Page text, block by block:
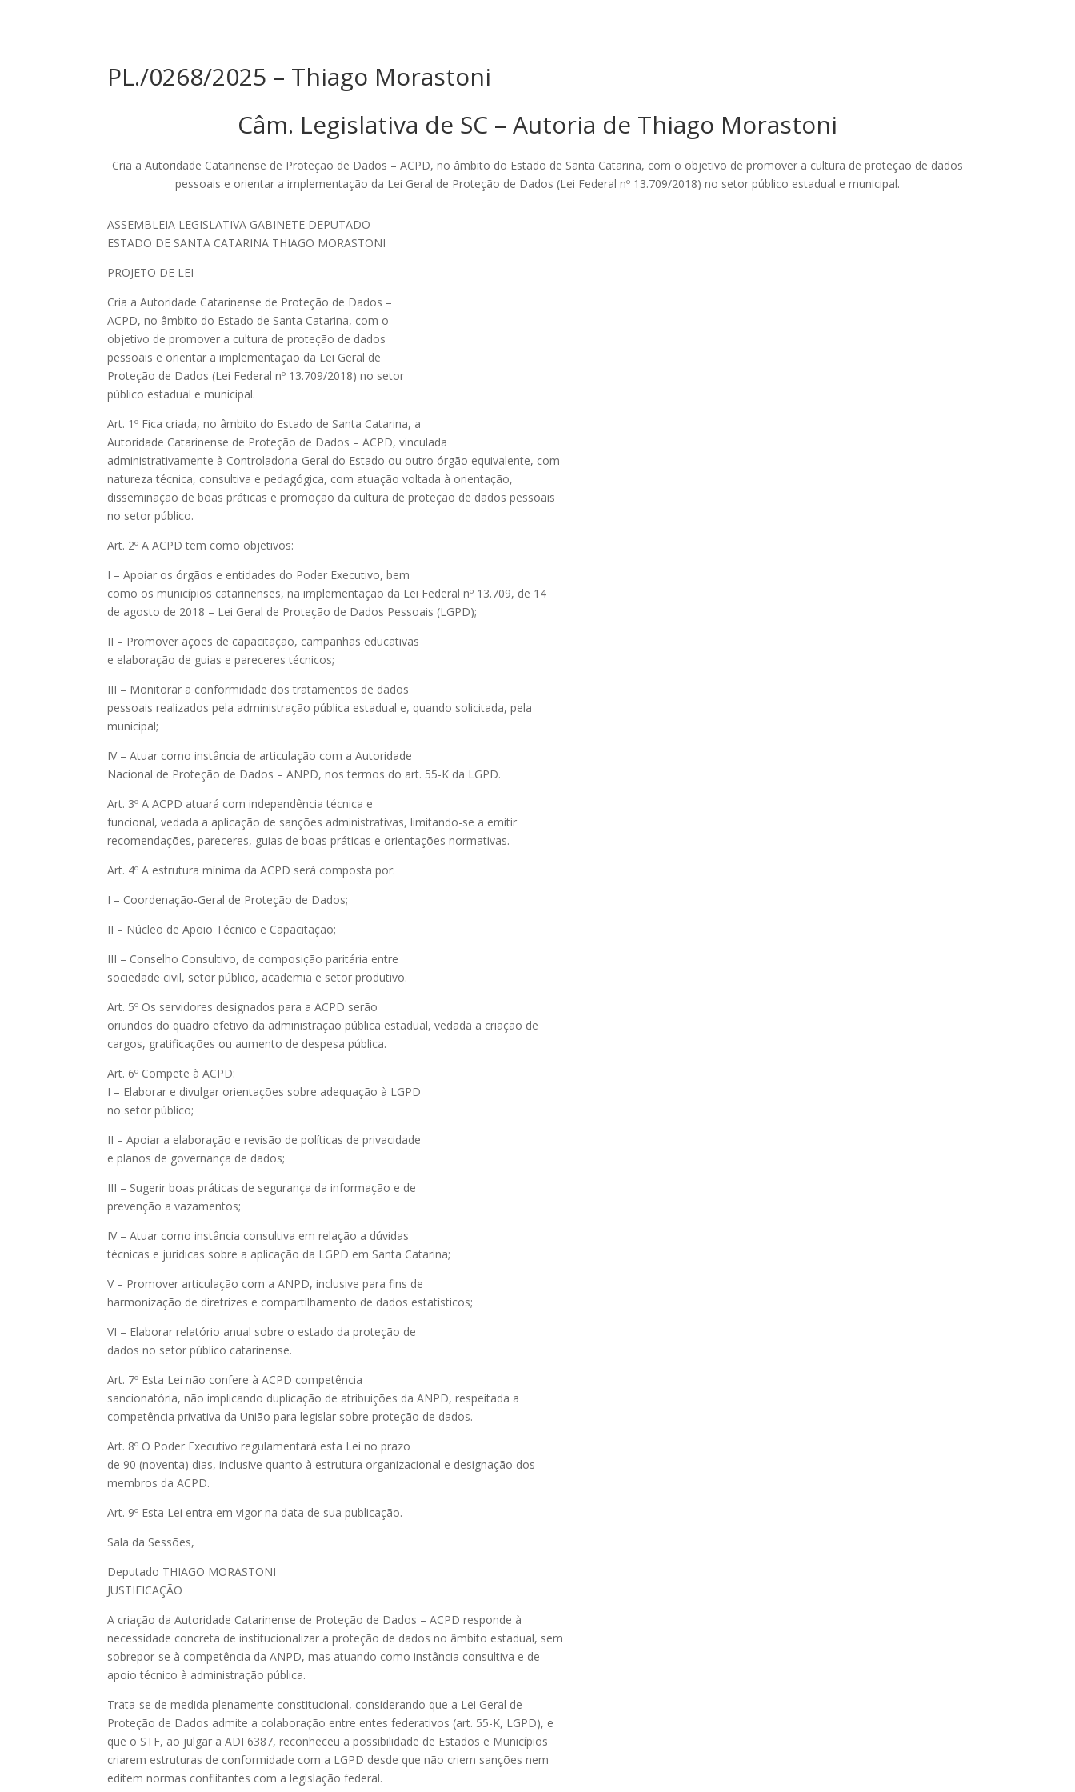
PL./0268/2025 – Thiago Morastoni
Câm. Legislativa de SC – Autoria de Thiago Morastoni
Cria a Autoridade Catarinense de Proteção de Dados – ACPD, no âmbito do Estado de Santa Catarina, com o objetivo de promover a cultura de proteção de dados
pessoais e orientar a implementação da Lei Geral de Proteção de Dados (Lei Federal nº 13.709/2018) no setor público estadual e municipal.
ASSEMBLEIA LEGISLATIVA GABINETE DEPUTADO
ESTADO DE SANTA CATARINA THIAGO MORASTONI
PROJETO DE LEI
Cria a Autoridade Catarinense de Proteção de Dados –
ACPD, no âmbito do Estado de Santa Catarina, com o
objetivo de promover a cultura de proteção de dados
pessoais e orientar a implementação da Lei Geral de
Proteção de Dados (Lei Federal nº 13.709/2018) no setor
público estadual e municipal.
Art. 1º Fica criada, no âmbito do Estado de Santa Catarina, a
Autoridade Catarinense de Proteção de Dados – ACPD, vinculada
administrativamente à Controladoria-Geral do Estado ou outro órgão equivalente, com
natureza técnica, consultiva e pedagógica, com atuação voltada à orientação,
disseminação de boas práticas e promoção da cultura de proteção de dados pessoais
no setor público.
Art. 2º A ACPD tem como objetivos:
I – Apoiar os órgãos e entidades do Poder Executivo, bem
como os municípios catarinenses, na implementação da Lei Federal nº 13.709, de 14
de agosto de 2018 – Lei Geral de Proteção de Dados Pessoais (LGPD);
II – Promover ações de capacitação, campanhas educativas
e elaboração de guias e pareceres técnicos;
III – Monitorar a conformidade dos tratamentos de dados
pessoais realizados pela administração pública estadual e, quando solicitada, pela
municipal;
IV – Atuar como instância de articulação com a Autoridade
Nacional de Proteção de Dados – ANPD, nos termos do art. 55-K da LGPD.
Art. 3º A ACPD atuará com independência técnica e
funcional, vedada a aplicação de sanções administrativas, limitando-se a emitir
recomendações, pareceres, guias de boas práticas e orientações normativas.
Art. 4º A estrutura mínima da ACPD será composta por:
I – Coordenação-Geral de Proteção de Dados;
II – Núcleo de Apoio Técnico e Capacitação;
III – Conselho Consultivo, de composição paritária entre
sociedade civil, setor público, academia e setor produtivo.
Art. 5º Os servidores designados para a ACPD serão
oriundos do quadro efetivo da administração pública estadual, vedada a criação de
cargos, gratificações ou aumento de despesa pública.
Art. 6º Compete à ACPD:
I – Elaborar e divulgar orientações sobre adequação à LGPD
no setor público;
II – Apoiar a elaboração e revisão de políticas de privacidade
e planos de governança de dados;
III – Sugerir boas práticas de segurança da informação e de
prevenção a vazamentos;
IV – Atuar como instância consultiva em relação a dúvidas
técnicas e jurídicas sobre a aplicação da LGPD em Santa Catarina;
V – Promover articulação com a ANPD, inclusive para fins de
harmonização de diretrizes e compartilhamento de dados estatísticos;
VI – Elaborar relatório anual sobre o estado da proteção de
dados no setor público catarinense.
Art. 7º Esta Lei não confere à ACPD competência
sancionatória, não implicando duplicação de atribuições da ANPD, respeitada a
competência privativa da União para legislar sobre proteção de dados.
Art. 8º O Poder Executivo regulamentará esta Lei no prazo
de 90 (noventa) dias, inclusive quanto à estrutura organizacional e designação dos
membros da ACPD.
Art. 9º Esta Lei entra em vigor na data de sua publicação.
Sala da Sessões,
Deputado THIAGO MORASTONI
JUSTIFICAÇÃO
A criação da Autoridade Catarinense de Proteção de Dados – ACPD responde à
necessidade concreta de institucionalizar a proteção de dados no âmbito estadual, sem
sobrepor-se à competência da ANPD, mas atuando como instância consultiva e de
apoio técnico à administração pública.
Trata-se de medida plenamente constitucional, considerando que a Lei Geral de
Proteção de Dados admite a colaboração entre entes federativos (art. 55-K, LGPD), e
que o STF, ao julgar a ADI 6387, reconheceu a possibilidade de Estados e Municípios
criarem estruturas de conformidade com a LGPD desde que não criem sanções nem
editem normas conflitantes com a legislação federal.